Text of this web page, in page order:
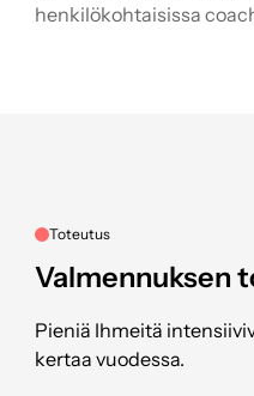
henkilökohtaisissa
Toteutus
Valmennuksen
Pieniä Ihmeitä
kertaa vuodessa.